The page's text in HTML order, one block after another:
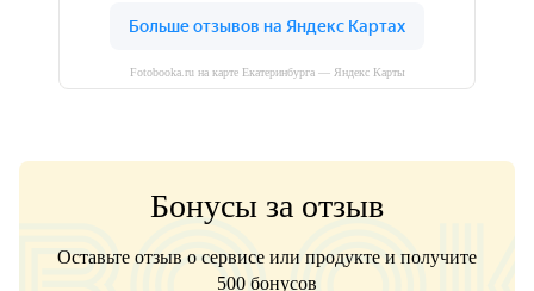
Fotobooka.ru на карте Екатеринбурга — Яндекс Карты
Бонусы за отзыв
Оставьте отзыв о сервисе или продукте и получите
500 бонусов